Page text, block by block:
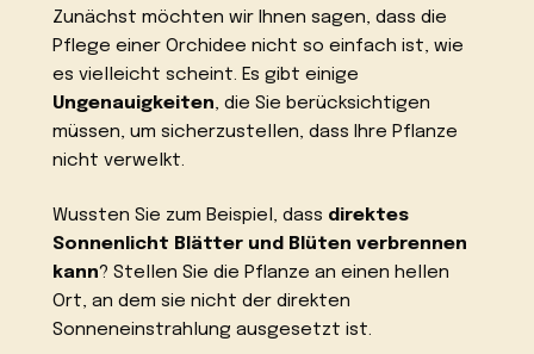
Zunächst möchten wir Ihnen sagen, dass die
Pflege einer Orchidee nicht so einfach ist, wie
es vielleicht scheint. Es gibt einige
Ungenauigkeiten, die Sie berücksichtigen
müssen, um sicherzustellen, dass Ihre Pflanze
nicht verwelkt.
Wussten Sie zum Beispiel, dass direktes
Sonnenlicht Blätter und Blüten verbrennen
kann? Stellen Sie die Pflanze an einen hellen
Ort, an dem sie nicht der direkten
Sonneneinstrahlung ausgesetzt ist.